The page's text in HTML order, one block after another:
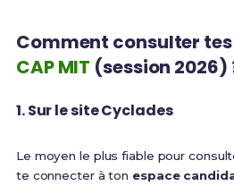
Comment consulter
CAP MIT (session 2026)
1. Sur le site Cyclades
Le moyen le plus fiable pour
te connecter à ton espace